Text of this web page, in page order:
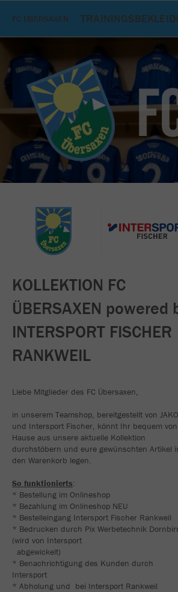
FC ÜBERSAXEN
KOLLEKTION FC
ÜBERSAXEN powered
INTERSPORT FISCHER
RANKWEIL
Liebe Mitglieder des FC Übersaxen,
in unserem Teamshop, bereitgestellt von JAKO
und Intersport Fischer, könnt Ihr bequem
Hause aus unsere aktuelle Kollektion
durchstöbern und eure gewünschten Artikel
den Warenkorb legen.
So funktionierts:
* Bestellung im Onlineshop
* Bezahlung im Onlineshop NEU
* Bestelleingang Intersport Fischer Rankweil
* Bedrucken durch Pix Werbetechnik
(wird von Intersport
abgewickelt)
* Benachrichtigung des Kunden durch
Intersport
* Abholung und bei Intersport Rankweil